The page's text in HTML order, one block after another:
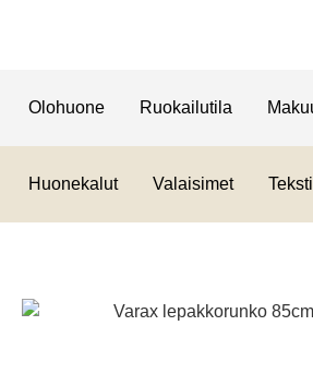
Olohuone Ruokailutila
Huonekalut Valaisimet